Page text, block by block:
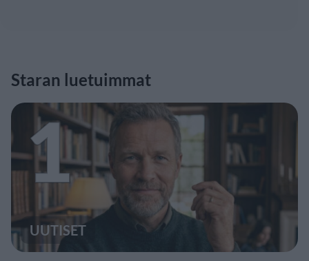
Staran luetuimmat
1
UUTISET